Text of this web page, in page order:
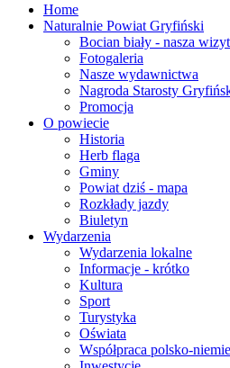
Home
Naturalnie Powiat Gryfiński
Bocian biały - nasza
Fotogaleria
Nasze wydawnictwa
Nagroda Starosty
Promocja
O powiecie
Historia
Herb flaga
Gminy
Powiat dziś - mapa
Rozkłady jazdy
Biuletyn
Wydarzenia
Wydarzenia lokalne
Informacje - krótko
Kultura
Sport
Turystyka
Oświata
Współpraca polsko-